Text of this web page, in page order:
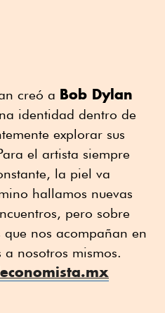
creó a Bob Dylan
identidad dentro de
explorar sus
el artista siempre
la piel va
hallamos nuevas
pero sobre
nos acompañan en
nosotros mismos.